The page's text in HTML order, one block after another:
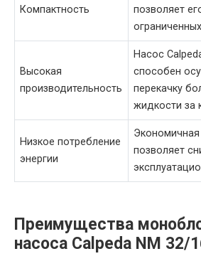
Компактность
позволяет
Высокая
производительность
Насос
способен
перекачку
жидкости за
Низкое потребление
энергии
позволяет
Преимущества
насоса Calpeda NM 32/